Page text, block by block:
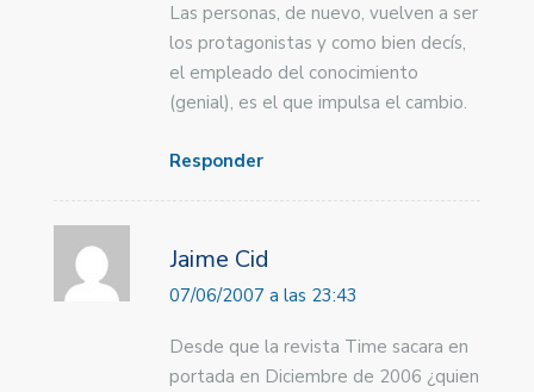
Las personas, de nuevo, vuelven a ser
los protagonistas y como bien decís,
el empleado del conocimiento
(genial), es el que impulsa el cambio.
Responder
Jaime Cid
07/06/2007 a las 23:43
Desde que la revista Time sacara en
portada en Diciembre de 2006 ¿quien